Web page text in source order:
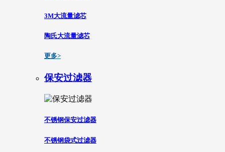
3M大流量滤芯
陶氏大流量滤芯
更多>
保安过滤器
不锈钢保安过滤器
不锈钢袋式过滤器